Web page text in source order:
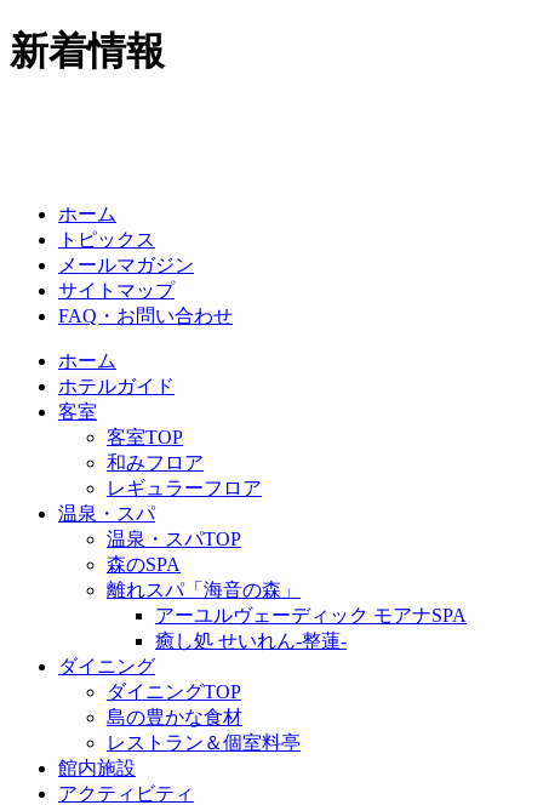
新着情報
ホーム
トピックス
メールマガジン
サイトマップ
FAQ・お問い合わせ
ホーム
ホテルガイド
客室
客室TOP
和みフロア
レギュラーフロア
温泉・スパ
温泉・スパTOP
森のSPA
離れスパ「海音の森」
アーユルヴェーディック モアナSPA
癒し処 せいれん-整蓮-
ダイニング
ダイニングTOP
島の豊かな食材
レストラン＆個室料亭
館内施設
アクティビティ